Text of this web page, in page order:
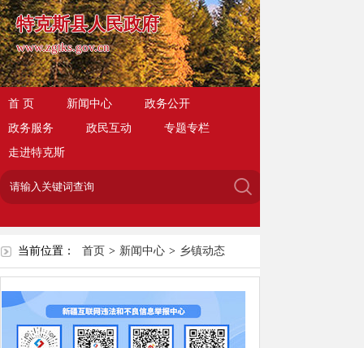
特克斯县人民政府
www.zgtks.gov.cn
首 页 新闻中心
政务公开
政务服务
政民互动
专题专栏
走进特克斯
当前位置： 首页 > 新闻中心 > 乡镇动态
关于新城部分区域停水通知